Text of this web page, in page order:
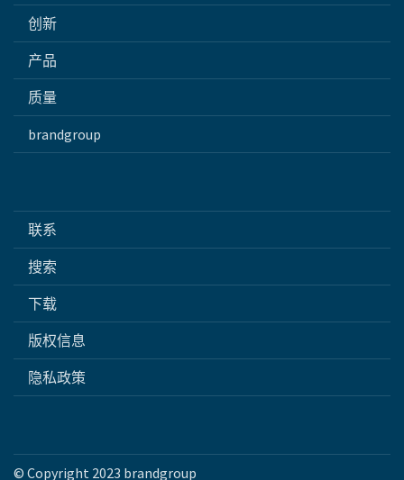
创新
产品
质量
brandgroup
联系
搜索
下载
版权信息
隐私政策
© Copyright 2023 brandgroup